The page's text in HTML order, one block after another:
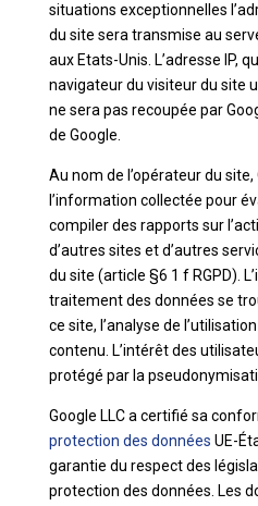
situations exceptionnelles
du site sera transmise au
aux Etats-Unis. L’adresse IP,
navigateur du visiteur du site
ne sera pas recoupée par
de Google.
Au nom de l’opérateur du
l’information collectée pour
compiler des rapports sur
d’autres sites et d’autres
du site (article §6 1 f RGPD).
traitement des données se
ce site, l’analyse de
contenu. L’intérêt des
protégé par la
Google LLC a certifié sa
protection des données UE-
garantie du respect des
protection des données. Les